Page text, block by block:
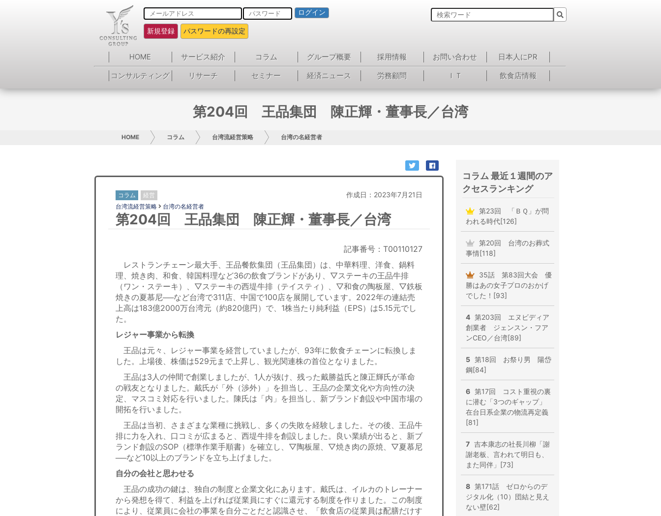
ログイン
新規登録 パスワードの再設定
HOME サービス紹介 コラム グループ概要 採用情報 お問い合わせ
日本人にPR
コンサルティング
リサーチ セミナー 経済ニュース 労務顧問 ＩＴ 飲食店情報
第204回 王品集団 陳正輝・董事長／台湾
HOME コラム 台湾流経営策略 台湾の名経営者
コラム 経営 作成日：2023年7月21日
台湾流経営策略 台湾の名経営者
第204回 王品集団 陳正輝・董事長／台湾
記事番号：T00110127
レストランチェーン最大手、王品餐飲集団（王品集団）は、中華料理、洋食、鍋料
理、焼き肉、和食、韓国料理など36の飲食ブランドがあり、▽ステーキの王品牛排
（ワン・ステーキ）、▽ステーキの西堤牛排（テイスティ）、▽和食の陶板屋、▽鉄板
焼きの夏慕尼──など台湾で311店、中国で100店を展開しています。2022年の連結売
上高は183億2000万台湾元（約820億円）で、1株当たり純利益（EPS）は5.15元でし
た。
レジャー事業から転換
王品は元々、レジャー事業を経営していましたが、93年に飲食チェーンに転換しま
した。上場後、株価は529元まで上昇し、観光関連株の首位となりました。
王品は3人の仲間で創業しましたが、1人が抜け、残った戴勝益氏と陳正輝氏が革命
の戦友となりました。戴氏が「外（渉外）」を担当し、王品の企業文化や方向性の決
定、マスコミ対応を行いました。陳氏は「内」を担当し、新ブランド創設や中国市場の
開拓を行いました。
王品は当初、さまざまな業種に挑戦し、多くの失敗を経験しました。その後、王品牛
排に力を入れ、口コミが広まると、西堤牛排を創設しました。良い業績が出ると、新ブ
ランド創設のSOP（標準作業手順書）を確立し、▽陶板屋、▽焼き肉の原焼、▽夏慕尼
──など10以上のブランドを立ち上げました。
自分の会社と思わせる
王品の成功の鍵は、独自の制度と企業文化にあります。戴氏は、イルカのトレーナー
から発想を得て、利益を上げれば従業員にすぐに還元する制度を作りました。この制度
により、従業員に会社の事業を自分ごとだと認識させ、「飲食店の従業員は配膳だけす
コラム 最近１週間のア
クセスランキング
第23回 「ＢＱ」が問
われる時代[126]
第20回 台湾のお葬式
事情[118]
35話 第83回大会 優
勝はあの女子プロのおかげ
でした！[93]
4 第203回 エヌビディア
創業者 ジェンスン・フア
ンCEO／台湾[89]
5 第18回 お祭り男 陽岱
鋼[84]
6 第17回 コスト重視の裏
に潜む「3つのギャップ」
在台日系企業の物流再定義
[81]
7 吉本康志の社長川柳「謝
謝老板、言われて明日も、
また同伴」[73]
8 第171話 ゼロからのデ
ジタル化（10）団結と見え
ない壁[62]